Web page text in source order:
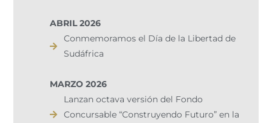
ABRIL 2026
Conmemoramos el Día de la Libertad de
Sudáfrica
MARZO 2026
Lanzan octava versión del Fondo
Concursable “Construyendo Futuro” en la